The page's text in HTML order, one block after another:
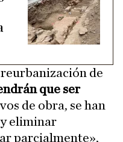
de
que ser
de obra, se han
eliminar
parcialmente»,